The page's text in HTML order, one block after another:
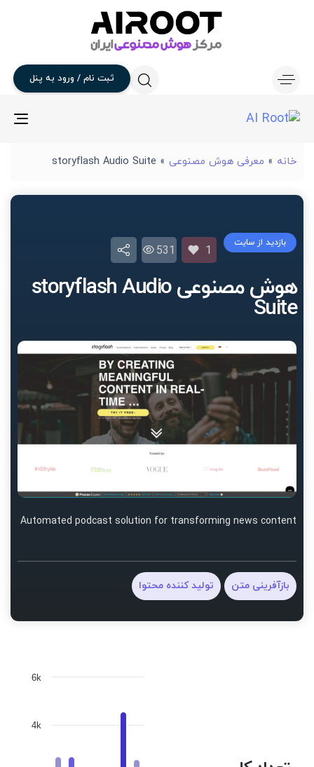
ثبت نام / ورود به پنل
خانه » معرفی هوش مصنوعی »
storyflash Audio Suite
هوش مصنوعی storyflash Audio
Suite
بازدید از سایت
1
531
Automated podcast solution for transforming news content
بازآفرینی متن تولید کننده محتوا
4k
6k